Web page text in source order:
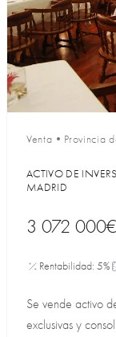
Venta • Provincia
ACTIVO DE
MADRID
3 072 000€
Rentabilidad: 5%
Se vende activo
exclusivas y